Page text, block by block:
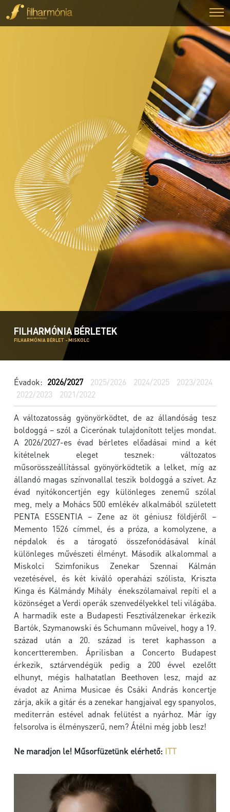
FILHARMÓNIA BÉRLETEK
FILHARMÓNIA BÉRLET - MISKOLC
Évadok: 2026/2027 2025/2026 2024/2025
2023/2024
2022/2023
2021/2022
A változatosság gyönyörködtet, de az állandóság tesz
boldoggá – szól a Cicerónak tulajdonított teljes mondat.
A 2026/2027-es évad bérletes előadásai mind a két
kitételnek eleget tesznek: változatos
műsorösszeállítással gyönyörködtetik a lelket, míg az
állandó magas színvonallal teszik boldoggá a szívet. Az
évad nyitókoncertjén egy különleges zenemű szólal
meg, mely a Mohács 500 emlékév alkalmából született
PENTA ESSENTIA – Zene az öt géniusz földjéről –
Memento 1526 címmel, és a próza, a komolyzene, a
népdalok és a tárogató összefonódásával kínál
különleges művészeti élményt. Második alkalommal a
Miskolci Szimfonikus Zenekar Szennai Kálmán
vezetésével, és két kiváló operaházi szólista, Kriszta
Kinga és Kálmándy Mihály énekszólamaival repíti el a
közönséget a Verdi operák szenvedélyekkel teli világába.
A harmadik este a Budapesti Fesztiválzenekar érkezik
Bartók, Szymanowski és Schumann műveivel, hogy a 19.
század után a 20. század is teret kaphasson a
koncertteremben. Áprilisban a Concerto Budapest
érkezik, sztárvendégük pedig a 200 évvel ezelőtt
elhunyt, mégis halhatatlan Beethoven lesz, majd az
évadot az Anima Musicae és Csáki András koncertje
zárja, akik a gitár és a zenekar hangjaival egy spanyolos,
mediterrán estével adnak felütést a nyárhoz. Már így
felsorolva is élményszerű, nem? Átélni még jobb lesz!
Ne maradjon le! Műsorfüzetünk elérhető: ITT